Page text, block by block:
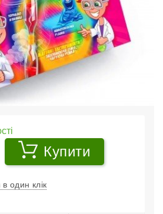
Купити
в один клік